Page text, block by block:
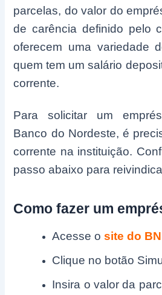
parcelas, do valor do
de carência definido pelo
oferecem uma variedade
quem tem um salário
corrente.
Para solicitar um
Banco do Nordeste, é
corrente na instituição.
passo abaixo para
Como fazer um
Acesse osite do
Clique no botão
Insira o valor da